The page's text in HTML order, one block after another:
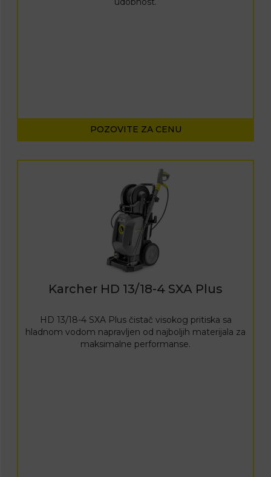
POZOVITE ZA CENU
Karcher HD 13/18-4 SXA Plus
HD 13/18-4 SXA Plus čistač visokog pritiska sa
hladnom vodom napravljen od najboljih materijala za
maksimalne performanse.